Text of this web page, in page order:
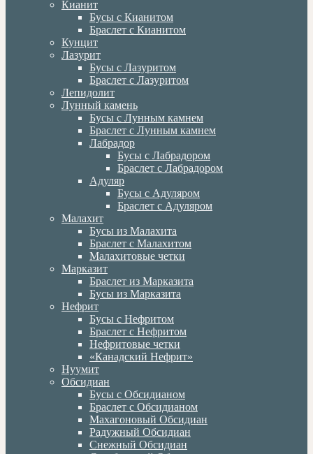
Кианит
Бусы с Кианитом
Браслет с Кианитом
Кунцит
Лазурит
Бусы с Лазуритом
Браслет с Лазуритом
Лепидолит
Лунный камень
Бусы с Лунным камнем
Браслет с Лунным камнем
Лабрадор
Бусы с Лабрадором
Браслет с Лабрадором
Адуляр
Бусы с Адуляром
Браслет с Адуляром
Малахит
Бусы из Малахита
Браслет с Малахитом
Малахитовые четки
Марказит
Браслет из Марказита
Бусы из Марказита
Нефрит
Бусы с Нефритом
Браслет с Нефритом
Нефритовые четки
«Канадский Нефрит»
Нуумит
Обсидиан
Бусы с Обсидианом
Браслет с Обсидианом
Махагоновый Обсидиан
Радужный Обсидиан
Снежный Обсидиан